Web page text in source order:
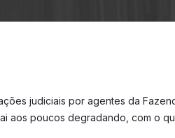
judiciais por agentes da
aos poucos degradando, com o